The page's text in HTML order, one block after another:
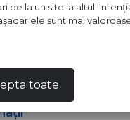
de acord cu prelucrarea
de la un site la altul.
ele sunt mai
toate